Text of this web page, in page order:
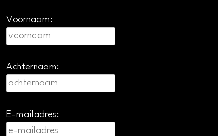
Voornaam:
Achternaam:
E-mailadres: